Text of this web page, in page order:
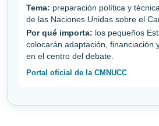
Tema: preparación política y
de las Naciones Unidas sobre el
Por qué importa: los pequeños
colocarán adaptación, financiación
en el centro del debate.
Portal oficial de la CMNUCC